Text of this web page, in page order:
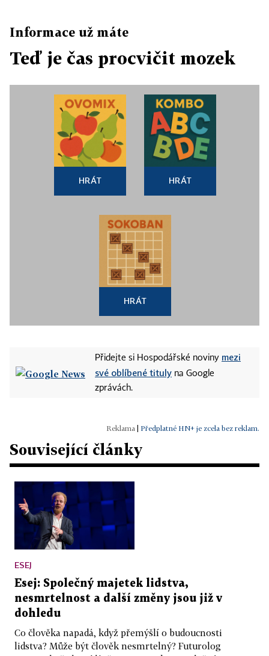
Informace už máte
Teď je čas procvičit mozek
HRÁT HRÁT
HRÁT
Přidejte si Hospodářské noviny mezi
své oblíbené tituly na Google
zprávách.
Předplatné HN+ je zcela bez reklam.
Související články
ESEJ
Esej: Společný majetek lidstva,
nesmrtelnost a další změny jsou již v
dohledu
Co člověka napadá, když přemýšlí o budoucnosti
lidstva? Může být člověk nesmrtelný? Futurolog